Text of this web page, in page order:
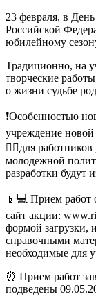
23 февраля, в
Российской
юбилейному
Традиционно, на
творческие
о жизни судьбе
❗Особенностью
учреждение новой
✍🏻для
молодежной
разработки будут
📱💻 Прием работ
сайт акции:
формой загрузки,
справочными
необходимые для
⏰ Прием работ
подведены